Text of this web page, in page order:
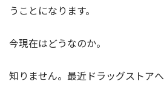
うことになります。
今現在はどうなのか。
知りません。最近ドラッグストアへ